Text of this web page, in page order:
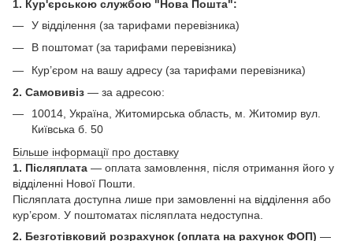
1. Кур'єрською службою "Нова Пошта":
У відділення (за тарифами перевізника)
В поштомат (за тарифами перевізника)
Кур’єром на вашу адресу (за тарифами перевізника)
2. Самовивіз — за адресою:
10014, Україна, Житомирська область, м. Житомир вул.
Київська б. 50
Більше інформації про доставку
1. Післяплата — оплата замовлення, після отримання його у
відділенні Нової Пошти.
Післяплата доступна лише при замовленні на відділення або
кур’єром. У поштоматах післяплата недоступна.
2. Безготівковий розрахунок (оплата на рахунок ФОП) —